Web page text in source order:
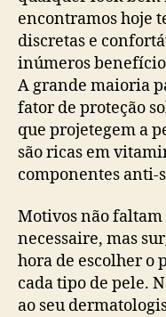
encontramos hoje
discretas e
inúmeros
A grande maioria
fator de proteção
que projetegem a
são ricas em
componentes anti-
Motivos não
necessaire, mas
hora de escolher o
cada tipo de pele.
ao seu